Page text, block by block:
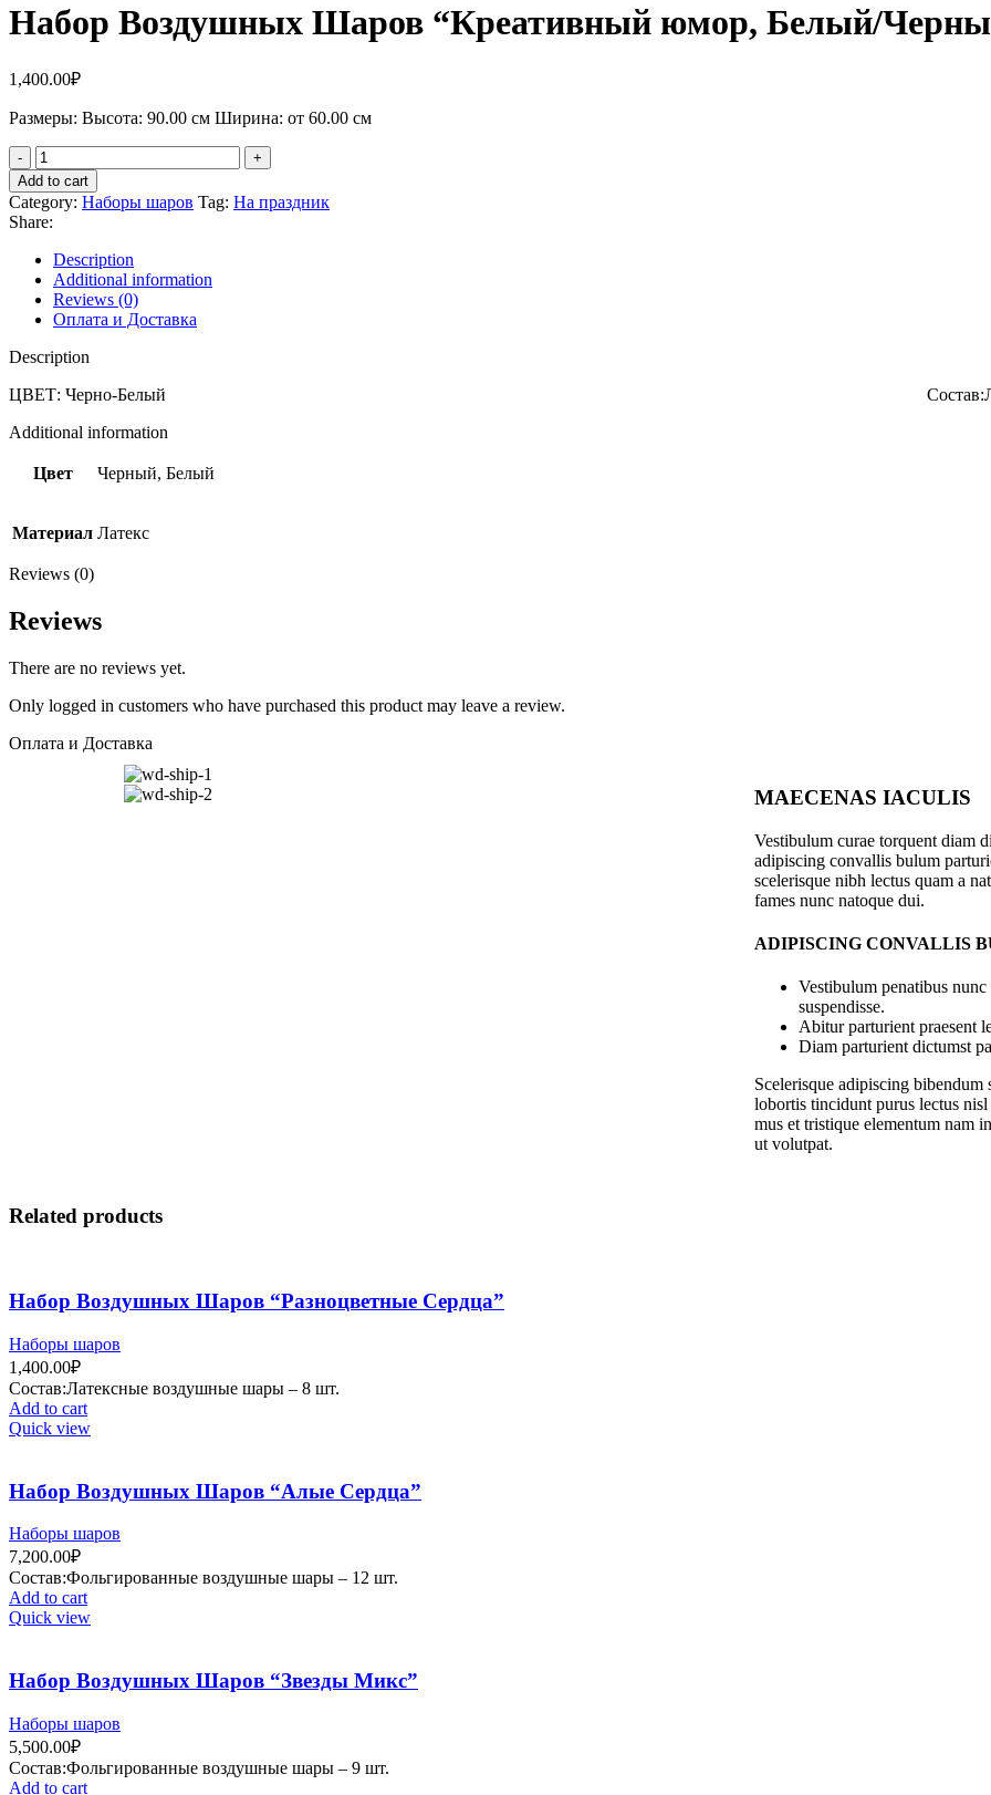
Набор Воздушных Шаров “Креативный юмор, Белый/
1,400.00₽
Рaзмеры: Высота: 90.00 см Ширина: от 60.00 см
Add to cart
Category: Наборы шаров Tag: На праздник
Share:
Description
Additional information
Reviews (0)
Оплата и Доставка
Description
ЦВЕТ: Черно-Белый Состав:Латексные
Additional information
Цвет Черный, Белый
Материал Латекс
Reviews (0)
Reviews
There are no reviews yet.
Only logged in customers who have purchased this product may leave a review.
Оплата и Доставка
MAECENAS IACULIS
Vestibulum curae torquent diam
adipiscing convallis bulum
scelerisque nibh lectus quam a
fames nunc natoque dui.
ADIPISCING CONVALLIS
Vestibulum penatibus
suspendisse.
Abitur parturient praesent
Diam parturient dictumst
Scelerisque adipiscing bibendum
lobortis tincidunt purus lectus
mus et tristique elementum nam
ut volutpat.
Related products
Набор Воздушных Шаров “Разноцветные Сердца”
Наборы шаров
1,400.00₽
Состав:Латексные воздушные шары – 8 шт.
Add to cart
Quick view
Набор Воздушных Шаров “Алые Сердца”
Наборы шаров
7,200.00₽
Состав:Фольгированные воздушные шары – 12 шт.
Add to cart
Quick view
Набор Воздушных Шаров “Звезды Микс”
Наборы шаров
5,500.00₽
Состав:Фольгированные воздушные шары – 9 шт.
Add to cart